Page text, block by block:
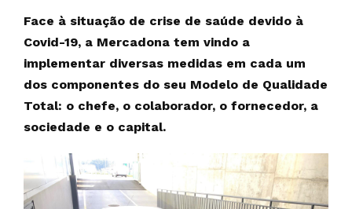
Face à situação de crise de saúde devido à
Covid-19, a Mercadona tem vindo a
implementar diversas medidas em cada um
dos componentes do seu Modelo de Qualidade
Total: o chefe, o colaborador, o fornecedor, a
sociedade e o capital.